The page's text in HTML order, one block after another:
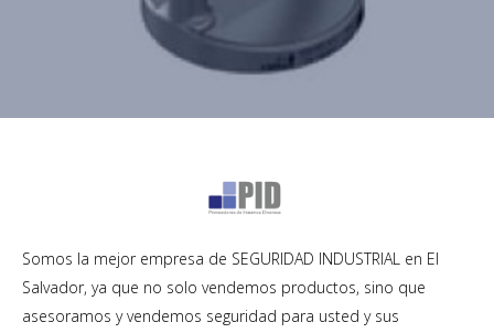
Somos la mejor empresa de SEGURIDAD INDUSTRIAL en El
Salvador, ya que no solo vendemos productos, sino que
asesoramos y vendemos seguridad para usted y sus